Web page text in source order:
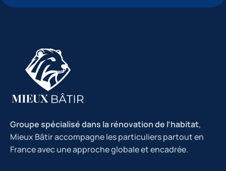
Groupe spécialisé dans la rénovation de l’habitat,
Mieux Bâtir accompagne les particuliers partout en
France avec une approche globale et encadrée.